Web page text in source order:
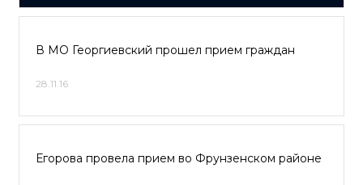
В МО Георгиевский прошел прием граждан
28.11.16
Егорова провела прием во Фрунзенском районе